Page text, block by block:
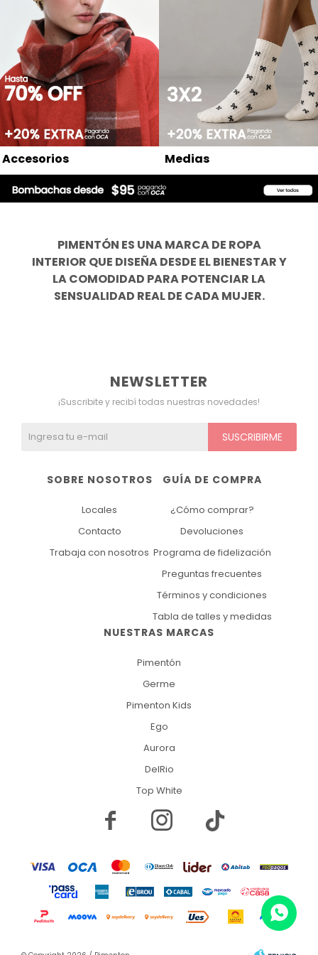
Accesorios Medias
PIMENTÓN ES UNA MARCA DE ROPA
INTERIOR QUE DISEÑA DESDE EL BIENESTAR Y
LA COMODIDAD PARA POTENCIAR LA
SENSUALIDAD REAL DE CADA MUJER.
NUESTRAS MARCAS
Pimentón
Germe
Pimenton Kids
Ego
Aurora
DelRio
Top White
GUÍA DE COMPRA
¿Cómo comprar?
Devoluciones
Programa de fidelización
Preguntas frecuentes
Términos y condiciones
Tabla de talles y medidas
SOBRE NOSOTROS
Locales
Contacto
Trabaja con nosotros
NEWSLETTER
¡Suscribite y recibí todas nuestras novedades!
SUSCRIBIRME
 